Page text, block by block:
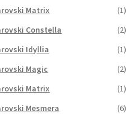
Matrix
(1)
Constella
(2)
Idyllia
(1)
Magic
(2)
Matrix
(1)
Mesmera
(6)